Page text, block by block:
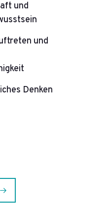
und
und
Denken